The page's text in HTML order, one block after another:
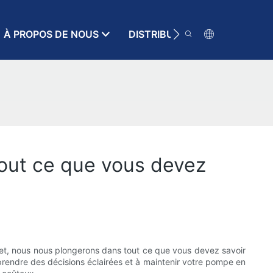
À PROPOS DE NOUS DISTRIBUTEUR
ce que vous devez
nous nous plongerons dans tout ce que vous devez savoir
des décisions éclairées et à maintenir votre pompe en